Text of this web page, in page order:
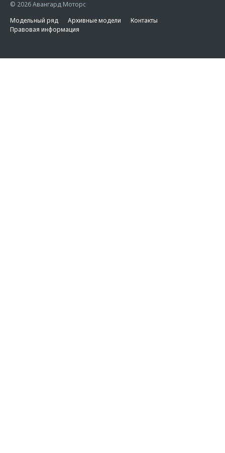
© 2026 Авангард Моторс
Модельный ряд
Архивные модели
Контакты
Правовая информация